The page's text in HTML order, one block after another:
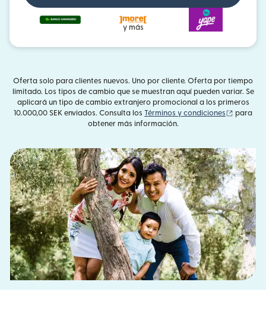
y más
Oferta solo para clientes nuevos. Uno por cliente. Oferta por tiempo
limitado. Los tipos de cambio que se muestran aquí pueden variar. Se
aplicará un tipo de cambio extranjero promocional a los primeros
10.000,00 SEK enviados. Consulta los Términos y condiciones (se abre
para
obtener más información.